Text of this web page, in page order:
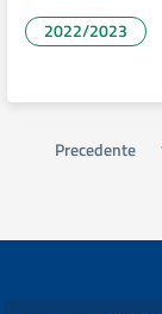
2022/2023
Precedente